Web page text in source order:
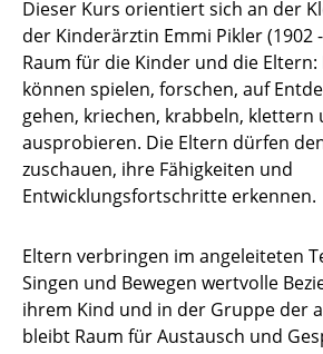
Dieser Kurs orientiert sich an der
der Kinderärztin Emmi Pikler (1902
Raum für die Kinder und die Eltern:
können spielen, forschen, auf
gehen, kriechen, krabbeln, klettern
ausprobieren. Die Eltern dürfen
zuschauen, ihre Fähigkeiten und
Entwicklungsfortschritte erkennen.
Eltern verbringen im angeleiteten
Singen und Bewegen wertvolle
ihrem Kind und in der Gruppe der
bleibt Raum für Austausch und